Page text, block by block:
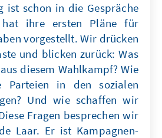
ist schon in die Gespräche
hat ihre ersten Pläne für
vorgestellt. Wir drücken
und blicken zurück: Was
diesem Wahlkampf? Wie
Parteien in den sozialen
Und wie schaffen wir
Fragen besprechen wir
Laar. Er ist Kampagnen-